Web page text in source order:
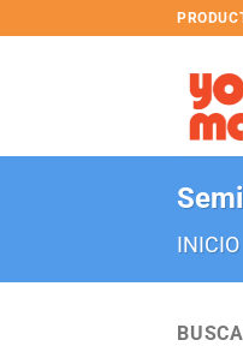
to
INICIO